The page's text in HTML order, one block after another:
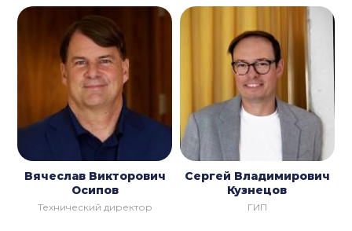
Вячеслав Викторович
Осипов
Технический директор
Сергей Владимирович
Кузнецов
ГИП